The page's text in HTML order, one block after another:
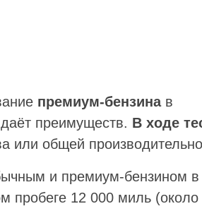
премиум-бензина в
преимуществ. В ходе
или общей
и премиум-бензином
пробеге 12 000 миль (около